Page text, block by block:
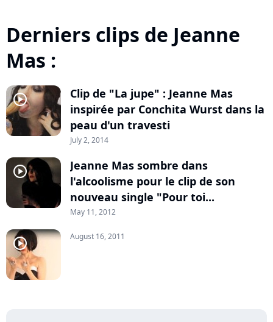
Derniers clips de Jeanne
Mas :
player2
Clip de "La jupe" : Jeanne Mas
inspirée par Conchita Wurst dans la
peau d'un travesti
July 2, 2014
player2
Jeanne Mas sombre dans
l'alcoolisme pour le clip de son
nouveau single "Pour toi...
May 11, 2012
player2 August 16, 2011